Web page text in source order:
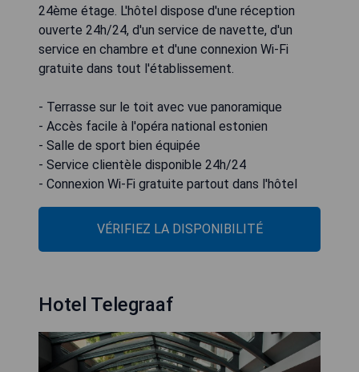
24ème étage. L'hôtel dispose d'une réception
ouverte 24h/24, d'un service de navette, d'un
service en chambre et d'une connexion Wi-Fi
gratuite dans tout l'établissement.
- Terrasse sur le toit avec vue panoramique
- Accès facile à l'opéra national estonien
- Salle de sport bien équipée
- Service clientèle disponible 24h/24
- Connexion Wi-Fi gratuite partout dans l'hôtel
VÉRIFIEZ LA DISPONIBILITÉ
Hotel Telegraaf